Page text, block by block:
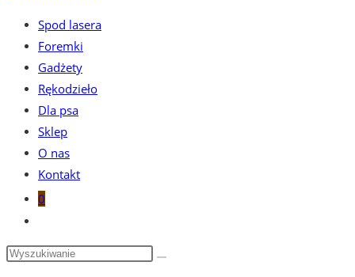
Spod lasera
Foremki
Gadżety
Rękodzieło
Dla psa
Sklep
O nas
Kontakt
0